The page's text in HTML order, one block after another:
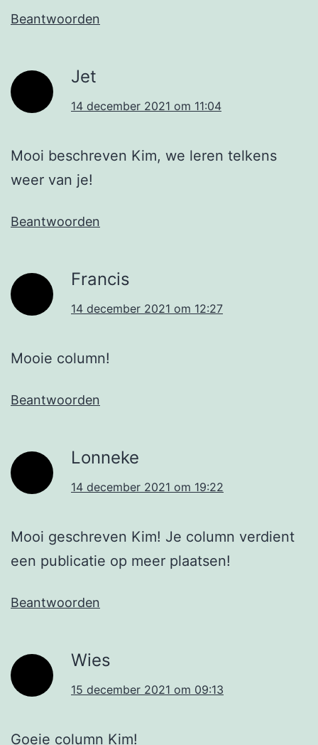
Beantwoorden
Jet
14 december 2021 om 11:04
Mooi beschreven Kim, we leren telkens
weer van je!
Beantwoorden
Francis
14 december 2021 om 12:27
Mooie column!
Beantwoorden
Lonneke
14 december 2021 om 19:22
Mooi geschreven Kim! Je column verdient
een publicatie op meer plaatsen!
Beantwoorden
Wies
15 december 2021 om 09:13
Goeie column Kim!